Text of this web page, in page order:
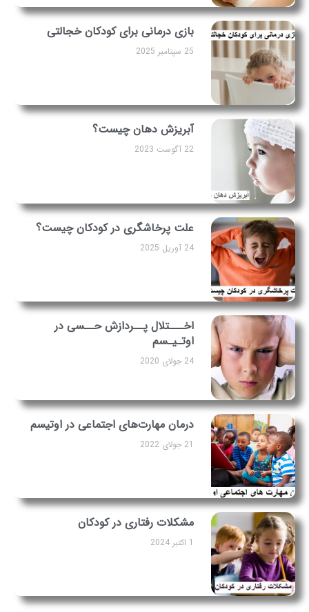
بازی درمانی برای کودکان خجالتی
25 سپتامبر 2025
آبریزش دهان چیست؟
22 آگوست 2023
علت پرخاشگری در کودکان چیست؟
24 آوریل 2025
اخـــتلال پــردازش حــسی در
اوتـیـسم
24 جولای 2020
درمان مهارت‌های اجتماعی در اوتیسم
21 جولای 2022
مشکلات رفتاری در کودکان
1 اکتبر 2024